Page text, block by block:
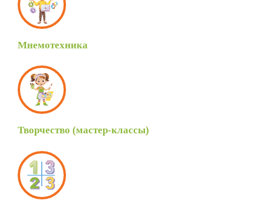
Мнемотехника
Творчество (мастер-классы)